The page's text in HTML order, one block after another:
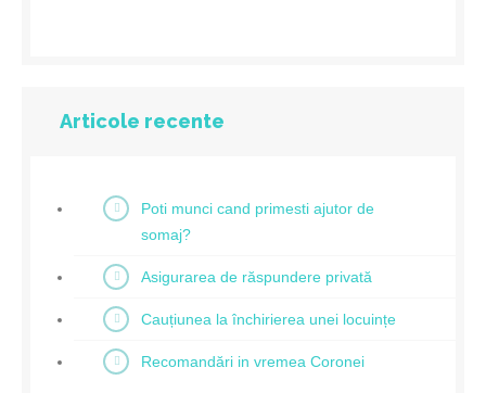
Articole recente
Poti munci cand primesti ajutor de
somaj?
Asigurarea de răspundere privată
Cauțiunea la închirierea unei locuințe
Recomandări in vremea Coronei